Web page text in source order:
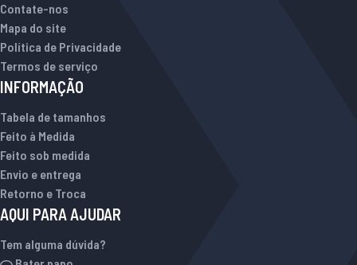
Contate-nos
Mapa do site
Política de Privacidade
Termos de serviço
INFORMAÇÃO
Tabela de tamanhos
Feito à Medida
Feito sob medida
Envio e entrega
Retorno e Troca
AQUI PARA AJUDAR
Tem alguma dúvida?